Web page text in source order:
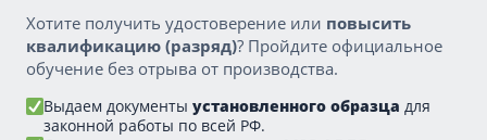
Хотите получить удостоверение или повысить
квалификацию (разряд)? Пройдите официальное
обучение без отрыва от производства.
Выдаем документы установленного образца для
законной работы по всей РФ.